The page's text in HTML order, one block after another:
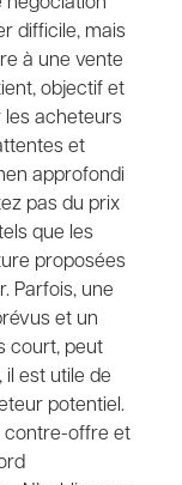
difficile, mais
à une vente
objectif et
les acheteurs
et
approfondi
pas du prix
que les
proposées
Parfois, une
et un
court, peut
est utile de
potentiel.
contre-offre et